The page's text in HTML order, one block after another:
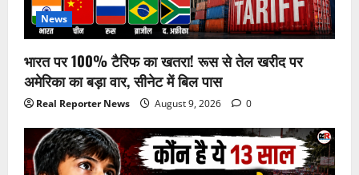
News
भारत पर 100% टैरिफ का खतरा! रूस से तेल खरीद पर
अमेरिका का बड़ा वार, सीनेट में बिल पास
Real Reporter News August 9, 2026 0